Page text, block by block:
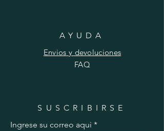
AYUDA
Envios y devoluciones
FAQ
SUSCRIBIRSE
Ingrese su correo aqui